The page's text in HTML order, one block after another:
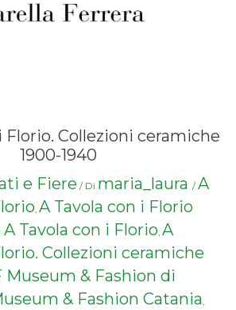
Florio. Collezioni ceramiche
1900-1940
e Fiere / Di maria_laura / A
, A Tavola con i Florio
A Tavola con i Florio, A
Collezioni ceramiche
Museum & Fashion di
& Fashion Catania,